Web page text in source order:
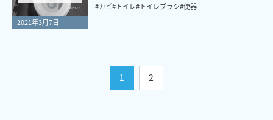
2021年3月7日
#カビ#トイレ#トイレブラシ#便器
1 2